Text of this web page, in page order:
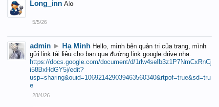
Long_inn Alo
5/5/26
admin ► Hạ Minh Hello, mình bên quản trị của trang, mình
gửi link tài liệu cho bạn qua đường link google drive nha.
https://docs.google.com/document/d/1rlw4seIb3z1P7NmCxRnCj
i58BxHdGY5j/edit?
usp=sharing&ouid=106921429039463560340&rtpof=true&sd=tru
e
28/4/26